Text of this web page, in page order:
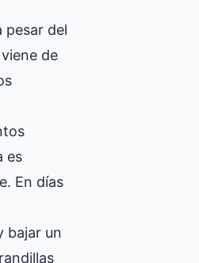
pesar del
de
es
En días
bajar un